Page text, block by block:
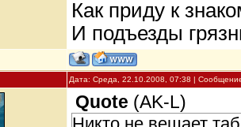
Как приду к
И подъезды
Дата: Среда, 22.10.2008, 07:38 |
Quote (AK-L)